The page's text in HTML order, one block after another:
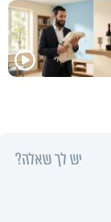
פתח קטן - ומקבלים
יש לך שאלה?